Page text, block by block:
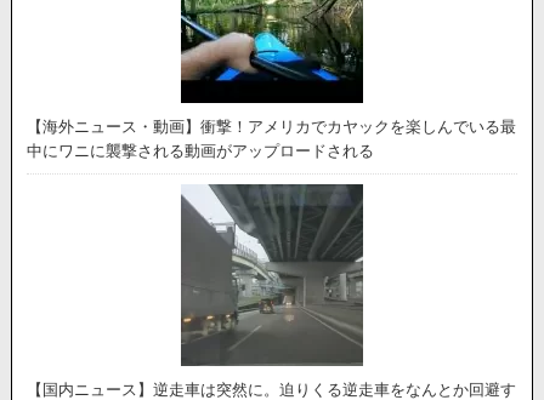
【海外ニュース・動画】衝撃！アメリカでカヤックを楽しんでいる最
中にワニに襲撃される動画がアップロードされる
【国内ニュース】逆走車は突然に。迫りくる逆走車をなんとか回避す